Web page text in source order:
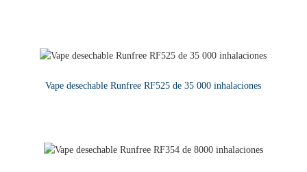
Vape desechable Runfree RF525 de 35 000 inhalaciones